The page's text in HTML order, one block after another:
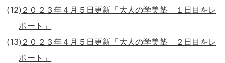
２０２３年４月５日更新「大人の学美塾 １日目をレ
ポート」
２０２３年４月５日更新「大人の学美塾 ２日目をレ
ポート」